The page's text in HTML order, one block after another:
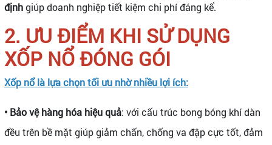
địnhgiúp doanh nghiệp tiết kiệm chi phí đáng kể.
2. ƯU ĐIỂM KHI SỬ DỤNG
XỐP NỔ ĐÓNG GÓI
Xốp nổ là lựa chọn tối ưu nhờ nhiều lợi ích:
• Bảo vệ hàng hóa hiệu quả: với cấu trúc bong bóng khí dàn
đều trên bề mặt giúp giảm chấn, chống va đập cực tốt, đảm